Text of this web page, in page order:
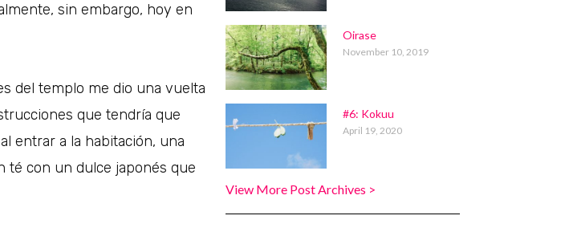
sin embargo, hoy en
del templo me dio una vuelta
que tendría que
entrar a la habitación, una
té con un dulce japonés que
Oirase
November 10, 2019
#6: Kokuu
April 19, 2020
View More Post Archives >